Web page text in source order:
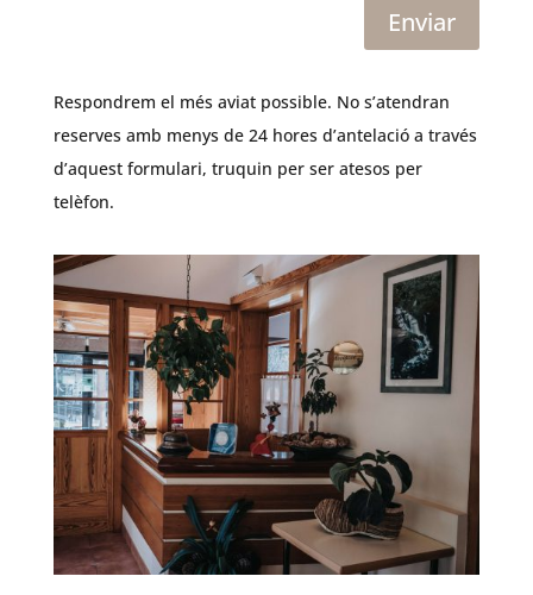
Enviar
Respondrem el més aviat possible. No s’atendran
reserves amb menys de 24 hores d’antelació a través
d’aquest formulari, truquin per ser atesos per
telèfon.